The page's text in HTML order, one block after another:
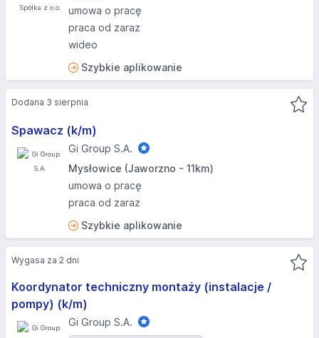
umowa o pracę
praca od zaraz
wideo
Szybkie aplikowanie
Spawacz (k/m)
Gi Group S.A.
Mysłowice (Jaworzno - 11km)
umowa o pracę
praca od zaraz
Szybkie aplikowanie
Dodana 3 sierpnia
Koordynator techniczny montaży (instalacje /
pompy) (k/m)
Gi Group S.A.
Wygasa za 2 dni